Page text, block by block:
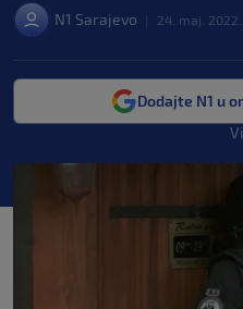
N1 Sarajevo 24. maj. 2022.
Dodajte N1 u